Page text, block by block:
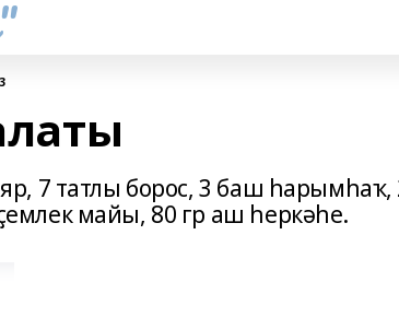
7 татлы борос, 3 баш һарымһаҡ,
майы, 80 гр аш һеркәһе.